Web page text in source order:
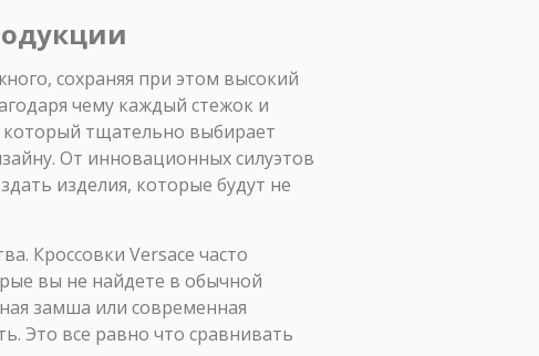
сохраняя при этом высокий
чему каждый стежок и
тщательно выбирает
От инновационных силуэтов
изделия, которые будут не
Кроссовки Versace часто
вы не найдете в обычной
замша или современная
Это все равно что сравнивать